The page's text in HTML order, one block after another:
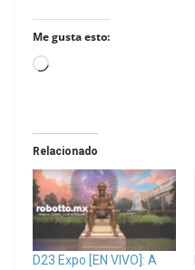
Me gusta esto:
Loading…
Relacionado
D23 Expo [EN VIVO]: A